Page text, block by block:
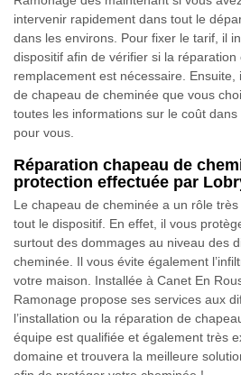
intervenir rapidement dans tout le
dans les environs. Pour fixer le tarif, il
dispositif afin de vérifier si la réparation
remplacement est nécessaire.
de chapeau de cheminée que vous
toutes les informations sur le coût dans
pour vous.
Réparation chapeau de
protection effectuée par
Le chapeau de cheminée a un rôle
tout le dispositif. En effet, il vous
surtout des dommages au niveau des
cheminée. Il vous évite également
votre maison. Installée à Canet En
Ramonage propose ses services aux
l’installation ou la réparation de
équipe est qualifiée et également très
domaine et trouvera la meilleure